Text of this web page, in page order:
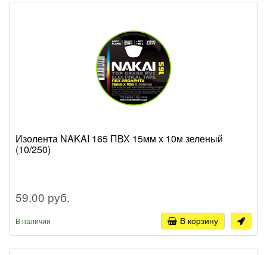
Изолента NAKAI 165 ПВХ 15мм х 10м зеленый
(10/250)
59.00 руб.
В наличии В корзину